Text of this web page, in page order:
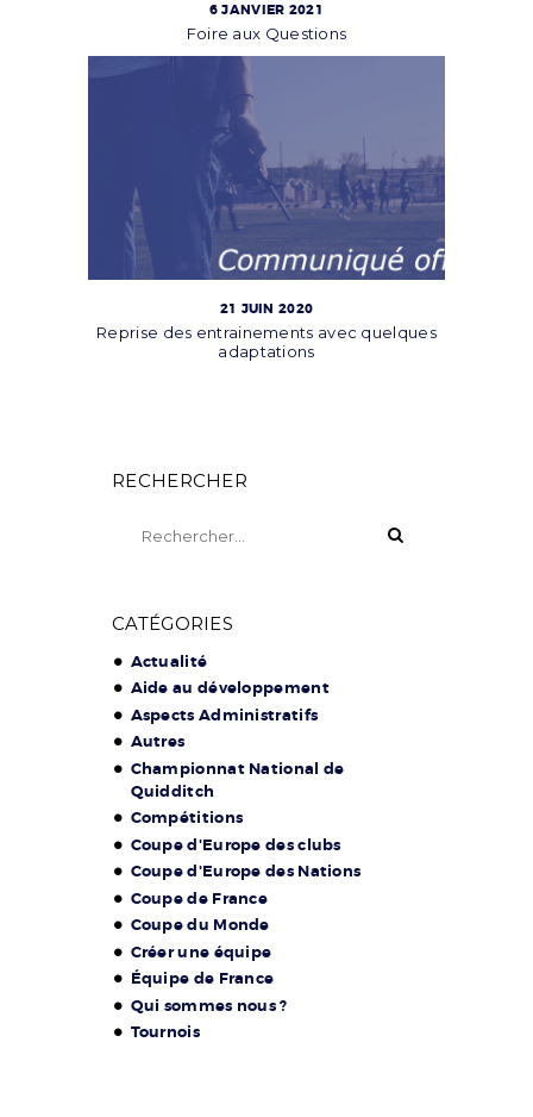
6 JANVIER 2021
Foire aux Questions
21 JUIN 2020
Reprise des entrainements avec quelques
adaptations
RECHERCHER
CATÉGORIES
Actualité
Aide au développement
Aspects Administratifs
Autres
Championnat National de
Quidditch
Compétitions
Coupe d'Europe des clubs
Coupe d'Europe des Nations
Coupe de France
Coupe du Monde
Créer une équipe
Équipe de France
Qui sommes nous ?
Tournois